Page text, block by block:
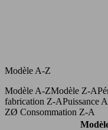
Modèle A-Z
Modèle A-ZModèle Z-A
fabrication Z-APuissance
ZØ Consommation Z-A